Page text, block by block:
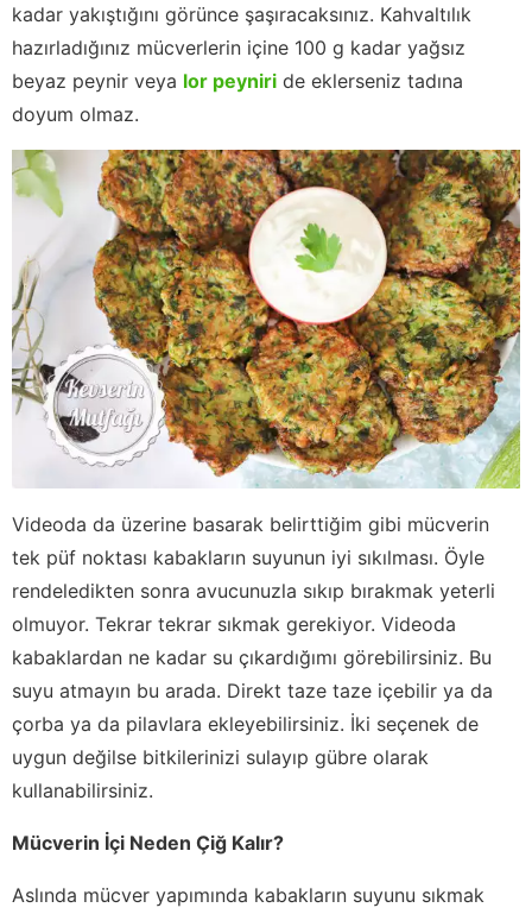
kadar yakıştığını görünce şaşıracaksınız. Kahvaltılık
hazırladığınız mücverlerin içine 100 g kadar yağsız
beyaz peynir veya lor peyniri de eklerseniz tadına
doyum olmaz.
Videoda da üzerine basarak belirttiğim gibi mücverin
tek püf noktası kabakların suyunun iyi sıkılması. Öyle
rendeledikten sonra avucunuzla sıkıp bırakmak yeterli
olmuyor. Tekrar tekrar sıkmak gerekiyor. Videoda
kabaklardan ne kadar su çıkardığımı görebilirsiniz. Bu
suyu atmayın bu arada. Direkt taze taze içebilir ya da
çorba ya da pilavlara ekleyebilirsiniz. İki seçenek de
uygun değilse bitkilerinizi sulayıp gübre olarak
kullanabilirsiniz.
Mücverin İçi Neden Çiğ Kalır?
Aslında mücver yapımında kabakların suyunu sıkmak